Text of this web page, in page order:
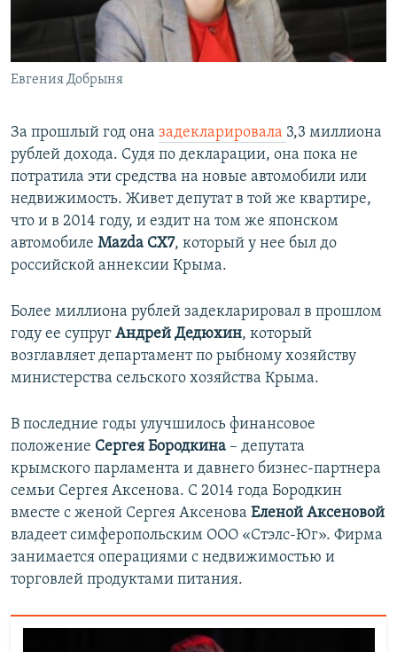
Евгения Добрыня
За прошлый год она задекларировала 3,3 миллиона
рублей дохода. Судя по декларации, она пока не
потратила эти средства на новые автомобили или
недвижимость. Живет депутат в той же квартире,
что и в 2014 году, и ездит на том же японском
автомобиле Mazda CX7, который у нее был до
российской аннексии Крыма.
Более миллиона рублей задекларировал в прошлом
году ее супруг Андрей Дедюхин, который
возглавляет департамент по рыбному хозяйству
министерства сельского хозяйства Крыма.
В последние годы улучшилось финансовое
положение Сергея Бородкина – депутата
крымского парламента и давнего бизнес-партнера
семьи Сергея Аксенова. С 2014 года Бородкин
вместе с женой Сергея Аксенова Еленой Аксеновой
владеет симферопольским ООО «Стэлс-Юг». Фирма
занимается операциями с недвижимостью и
торговлей продуктами питания.